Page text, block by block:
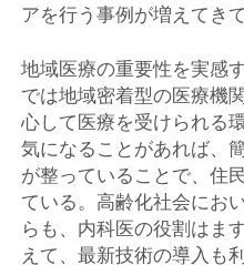
アを行う事例が増えてきて
地域医療の重要性を実感
では地域密着型の医療機
心して医療を受けられる
気になることがあれば、
が整っていることで、住
ている。高齢化社会にお
らも、内科医の役割はま
えて、最新技術の導入も